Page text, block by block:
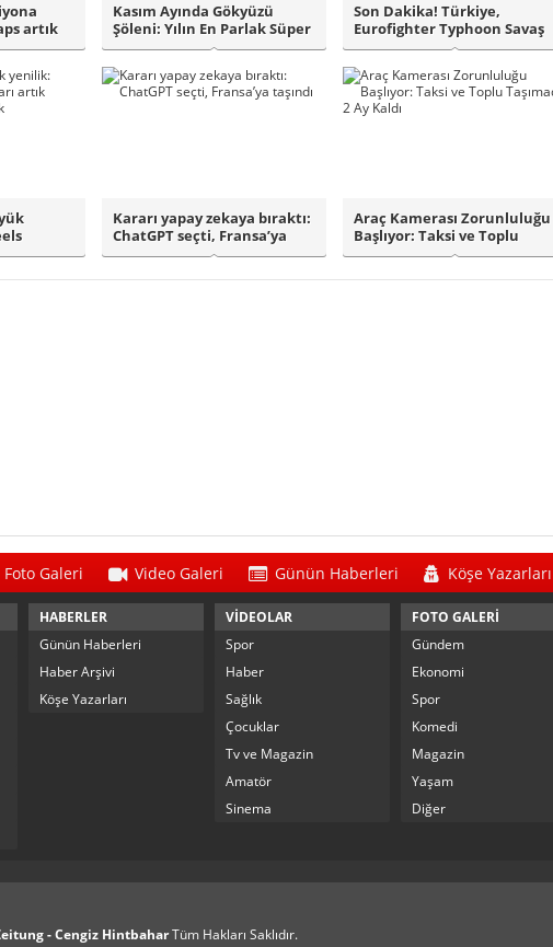
artık
Kasım Ayında Gökyüzü
Şöleni: Yılın En Parlak Süper
Ay’ı Geli..
Son Dakika! Türkiye,
Eurofighter Typhoon Savaş
Uçaklarını Al..
Kararı yapay zekaya bıraktı:
ChatGPT seçti, Fransa’ya
taşınd..
Araç Kamerası Zorunluluğu
Başlıyor: Taksi ve Toplu
Taşımada ..
Foto Galeri Video Galeri Günün Haberleri Köşe Yazarları
HABERLER
Günün Haberleri
Haber Arşivi
Köşe Yazarları
VİDEOLAR
Spor
Haber
Sağlık
Çocuklar
Tv ve Magazin
Amatör
Sinema
FOTO GALERİ
Gündem
Ekonomi
Spor
Komedi
Magazin
Yaşam
Diğer
- Cengiz HintbaharTüm Hakları Saklıdır.